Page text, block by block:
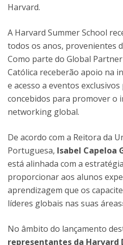
Harvard.
A Harvard Summer School
todos os anos, provenientes
Como parte do Global
Católica receberão apoio na
e acesso a eventos
concebidos para promover o
networking global.
De acordo com a Reitora da
Portuguesa, Isabel Capeloa
está alinhada com a
proporcionar aos alunos
aprendizagem que os
líderes globais nas suas
No âmbito do lançamento
representantes da Harvard